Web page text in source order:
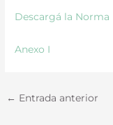
Descargá la Norma
Anexo I
← Entrada anterior